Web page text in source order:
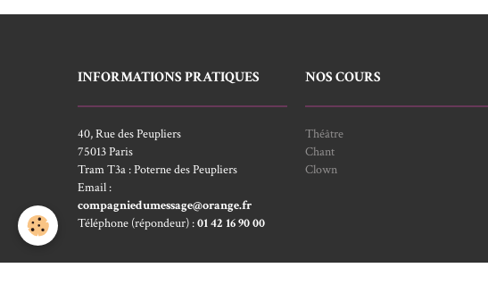
INFORMATIONS PRATIQUES
40, Rue des Peupliers
75013 Paris
Tram T3a : Poterne des Peupliers
Email :
compagniedumessage@orange.fr
Téléphone (répondeur) :01 42 16 90 00
NOS COURS
Théâtre
Chant
Clown